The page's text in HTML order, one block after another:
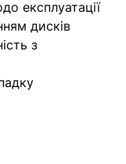
експлуатації
дисків
з